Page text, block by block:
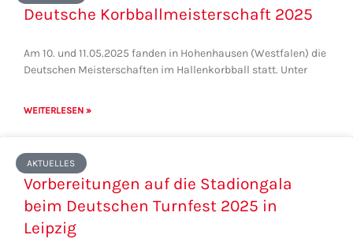
Deutsche Korbballmeisterschaft 2025
Am 10. und 11.05.2025 fanden in Hohenhausen (Westfalen) die
Deutschen Meisterschaften im Hallenkorbball statt. Unter
WEITERLESEN »
AKTUELLES
Vorbereitungen auf die Stadiongala
beim Deutschen Turnfest 2025 in
Leipzig